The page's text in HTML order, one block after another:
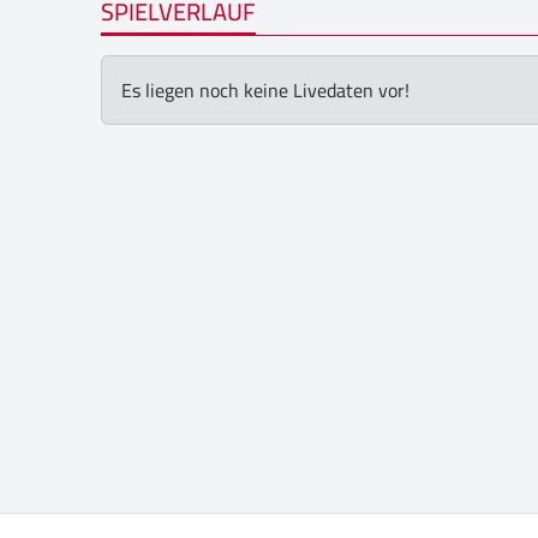
SPIELVERLAUF
Es liegen noch keine Livedaten vor!